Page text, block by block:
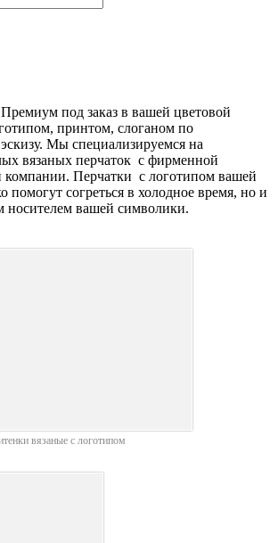
под заказ в вашей цветовой
принтом, слоганом по
Мы специализируемся на
вязаных перчаток с фирменной
компании. Перчатки с логотипом вашей
помогут согреться в холодное время, но и
носителем вашей символики.
вязаные с логотипом